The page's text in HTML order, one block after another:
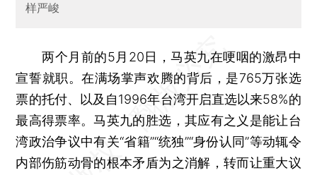
样严峻
两个月前的5月20日，马英九在哽咽的激昂中
宣誓就职。在满场掌声欢腾的背后，是765万张选
票的托付、以及自1996年台湾开启直选以来58%的
最高得票率。马英九的胜选，其应有之义是能让台
湾政治争议中有关“省籍”“统独”“身份认同”等动辄令
内部伤筋动骨的根本矛盾为之消解，转而让重大议